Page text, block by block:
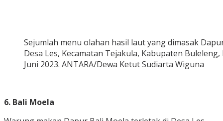
Sejumlah menu olahan hasil laut yang dimasak
Desa Les, Kecamatan Tejakula, Kabupaten Buleleng,
Juni 2023. ANTARA/Dewa Ketut Sudiarta Wiguna
6. Bali Moela